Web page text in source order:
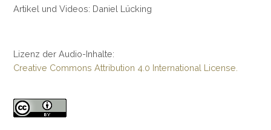
Artikel und Videos: Daniel Lücking
Lizenz der Audio-Inhalte:
Creative Commons Attribution 4.0 International License.